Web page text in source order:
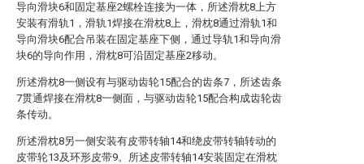
导向滑块6和固定基座2螺栓连接为一体，所述滑枕8上方
安装有滑轨1，滑轨1焊接在滑枕8上，滑枕8通过滑轨1和
导向滑块6配合吊装在固定基座下侧，通过导轨1和导向滑
块6的导向作用，滑枕8可沿固定基座2移动。
所述滑枕8一侧设有与驱动齿轮15配合的齿条7，所述齿条
7贯通焊接在滑枕8一侧面，与驱动齿轮15配合构成齿轮齿
条传动。
所述滑枕8另一侧安装有皮带转轴14和绕皮带转轴转动的
皮带轮13及环形皮带9。所述皮带转轴14安装固定在滑枕